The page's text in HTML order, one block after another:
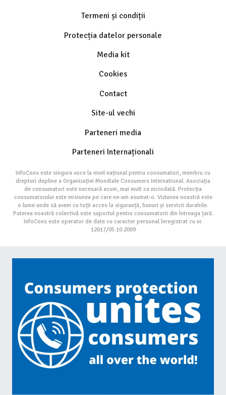
Termeni și condiții
Protecția datelor personale
Media kit
Cookies
Contact
Site-ul vechi
Parteneri media
Parteneri Internaționali
InfoCons este singura voce la nivel național pentru consumatori, membru cu
drepturi depline a Organizației Mondiale Consumers International. Asociația
de consumatori este necesară acum, mai mult ca niciodată. Protecția
consumatorului este misiunea pe care ne-am asumat-o. Viziunea noastră este
o lume unde să avem cu toții acces la siguranță, bunuri și servicii durabile.
Puterea noastră colectivă este suportul pentru consumatorii din întreaga țară.
InfoCons este operator de date cu caracter personal înregistrat cu nr.
12617/05.10.2009